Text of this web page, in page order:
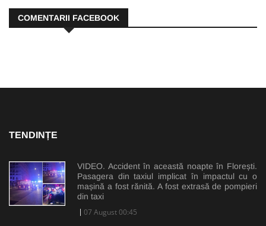
COMENTARII FACEBOOK
TENDINȚE
VIDEO. Accident în această noapte în Florești.
Pasagera din taxiul implicat în impactul cu o
mașină a fost rănită. A fost extrasă de pompieri
din taxi
07 August 00:45